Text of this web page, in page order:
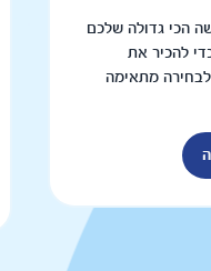
הכי גדולה שלכם
להכיר את
מתאימה